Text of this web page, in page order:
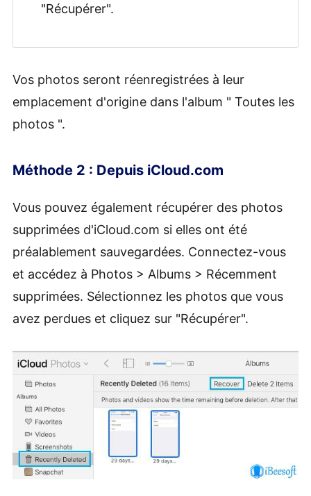
"Récupérer".
Vos photos seront réenregistrées à leur
emplacement d'origine dans l'album " Toutes les
photos ".
Méthode 2 : Depuis iCloud.com
Vous pouvez également récupérer des photos
supprimées d'iCloud.com si elles ont été
préalablement sauvegardées. Connectez-vous
et accédez à Photos > Albums > Récemment
supprimées. Sélectionnez les photos que vous
avez perdues et cliquez sur "Récupérer".